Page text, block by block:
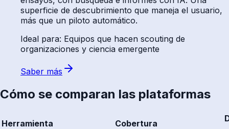
superficie de descubrimiento que maneja el usuario,
más que un piloto automático.
Ideal para: Equipos que hacen scouting de
organizaciones y ciencia emergente
Saber más
Cómo se comparan las plataformas
Herramienta Cobertura